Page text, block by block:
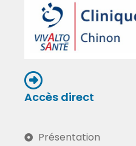
Accès direct
Présentation